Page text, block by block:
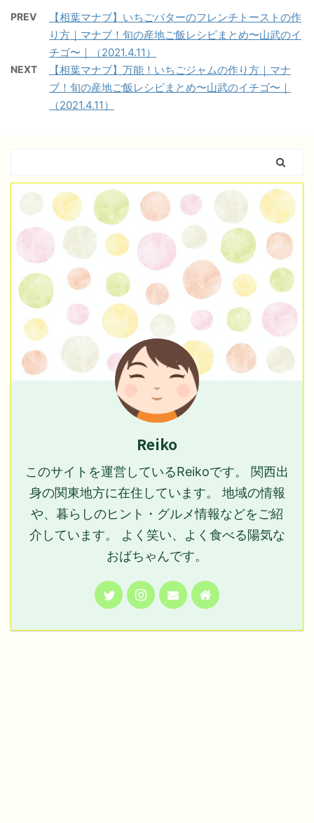
PREV
【相葉マナブ】いちごバターのフレンチトーストの作
り方｜マナブ！旬の産地ご飯レシピまとめ〜山武のイ
チゴ〜｜（2021.4.11）
NEXT
【相葉マナブ】万能！いちごジャムの作り方｜マナ
ブ！旬の産地ご飯レシピまとめ〜山武のイチゴ〜｜
（2021.4.11）
Reiko
このサイトを運営しているReikoです。 関西出
身の関東地方に在住しています。 地域の情報
や、暮らしのヒント・グルメ情報などをご紹
介しています。 よく笑い、よく食べる陽気な
おばちゃんです。